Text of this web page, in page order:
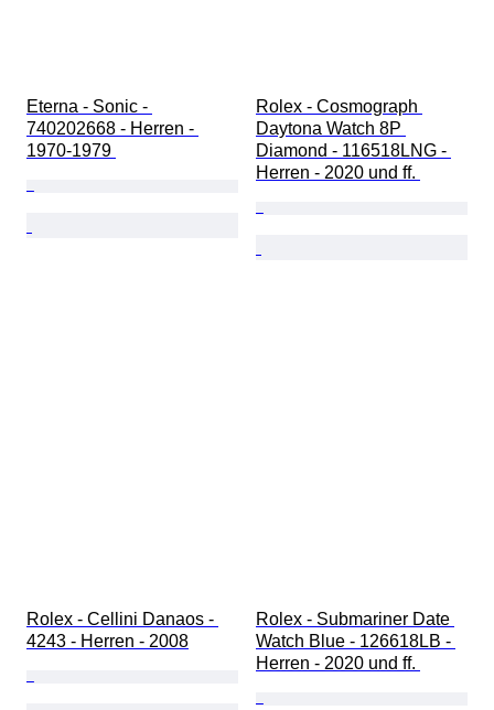
Eterna - Sonic -
740202668 - Herren -
1970-1979
Rolex - Cosmograph
Daytona Watch 8P
Diamond - 116518LNG -
Herren - 2020 und ff.
Rolex - Cellini Danaos -
4243 - Herren - 2008
Rolex - Submariner Date
Watch Blue - 126618LB -
Herren - 2020 und ff.